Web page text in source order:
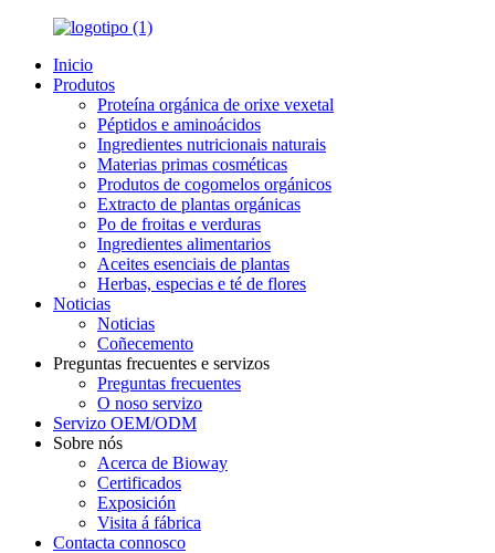
Inicio
Produtos
Proteína orgánica de orixe vexetal
Péptidos e aminoácidos
Ingredientes nutricionais naturais
Materias primas cosméticas
Produtos de cogomelos orgánicos
Extracto de plantas orgánicas
Po de froitas e verduras
Ingredientes alimentarios
Aceites esenciais de plantas
Herbas, especias e té de flores
Noticias
Noticias
Coñecemento
Preguntas frecuentes e servizos
Preguntas frecuentes
O noso servizo
Servizo OEM/ODM
Sobre nós
Acerca de Bioway
Certificados
Exposición
Visita á fábrica
Contacta connosco